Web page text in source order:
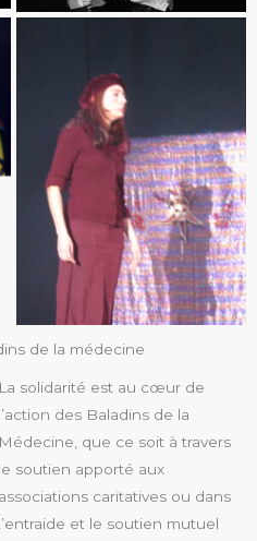
de la médecine
La solidarité est au cœur de
l’action des Baladins de la
Médecine, que ce soit à travers
le soutien apporté aux
associations caritatives ou dans
l’entraide et le soutien mutuel